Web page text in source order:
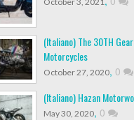
(Italiano) The 30TH
Motorcycles
October 27, 2020, 0
(Italiano) Hazan
May 30, 2020, 0